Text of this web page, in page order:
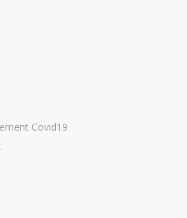
Covid19